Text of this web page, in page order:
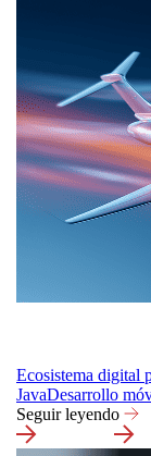
Ecosistema digital
JavaDesarrollo
Seguir leyendo